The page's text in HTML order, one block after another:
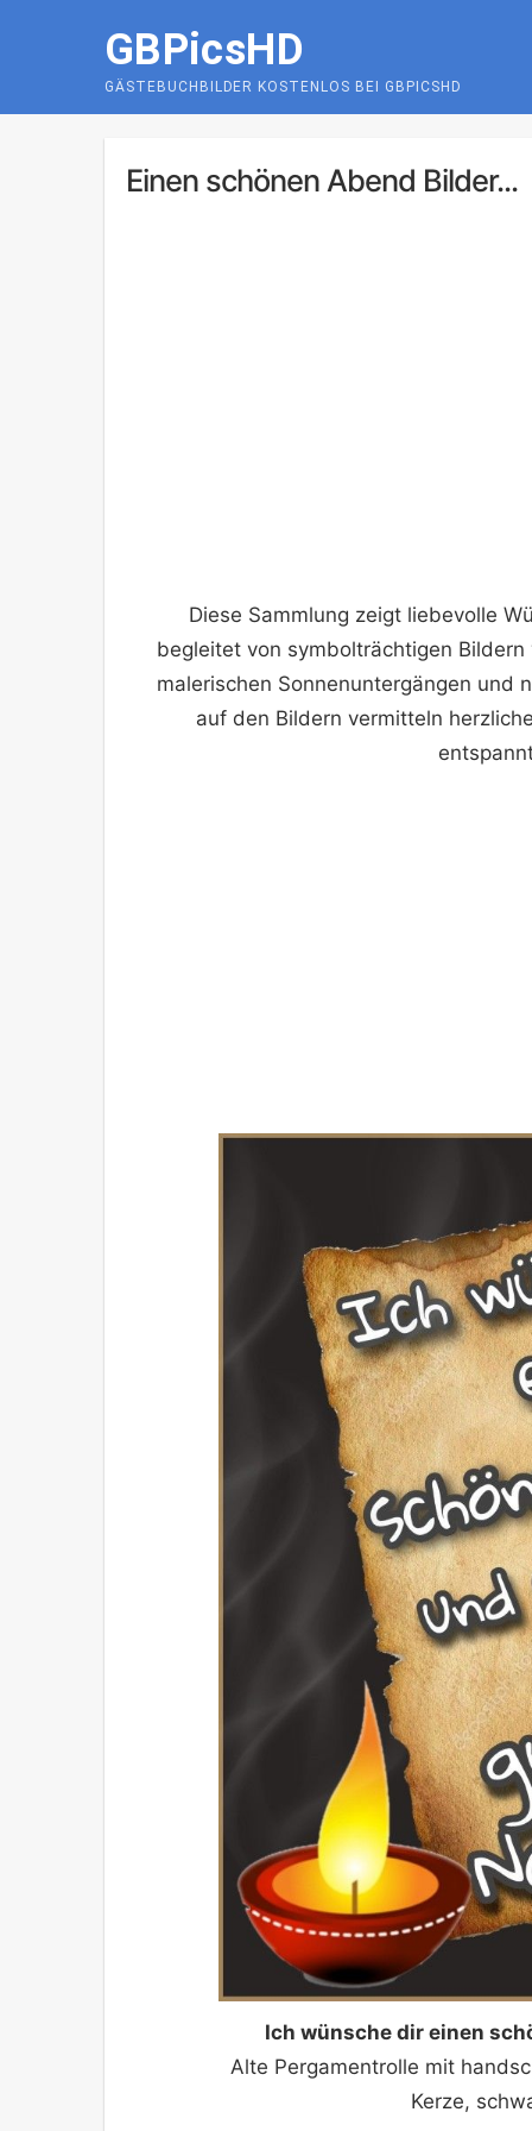
GBPicsHD
GÄSTEBUCHBILDER KOSTENLOS BEI GBPICSHD
Einen schönen Abend Bilder...
Diese Sammlung zeigt liebevolle
begleitet von symbolträchtigen
malerischen Sonnenuntergängen und
auf den Bildern vermitteln
Ich wünsche dir einen
Alte Pergamentrolle mit
Kerze,